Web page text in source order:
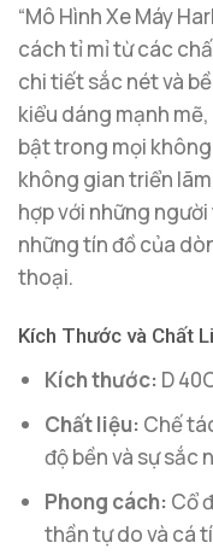
“Mô Hình Xe Máy
cách tỉ mỉ từ các
chi tiết sắc nét và
kiểu dáng mạnh
bật trong mọi
không gian triển
hợp với những
những tín đồ của
thoại.
Kích Thước và Chất
Kích thước: D
Chất liệu: Chế
độ bền và sự sắc
Phong cách: Cổ
thần tự do và cá